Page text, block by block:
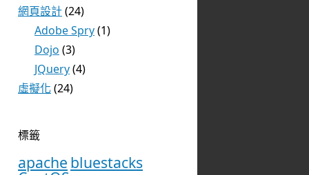
網頁設計(24)
Adobe Spry(1)
Dojo (3)
JQuery(4)
虛擬化(24)
標籤
apache bluestacks